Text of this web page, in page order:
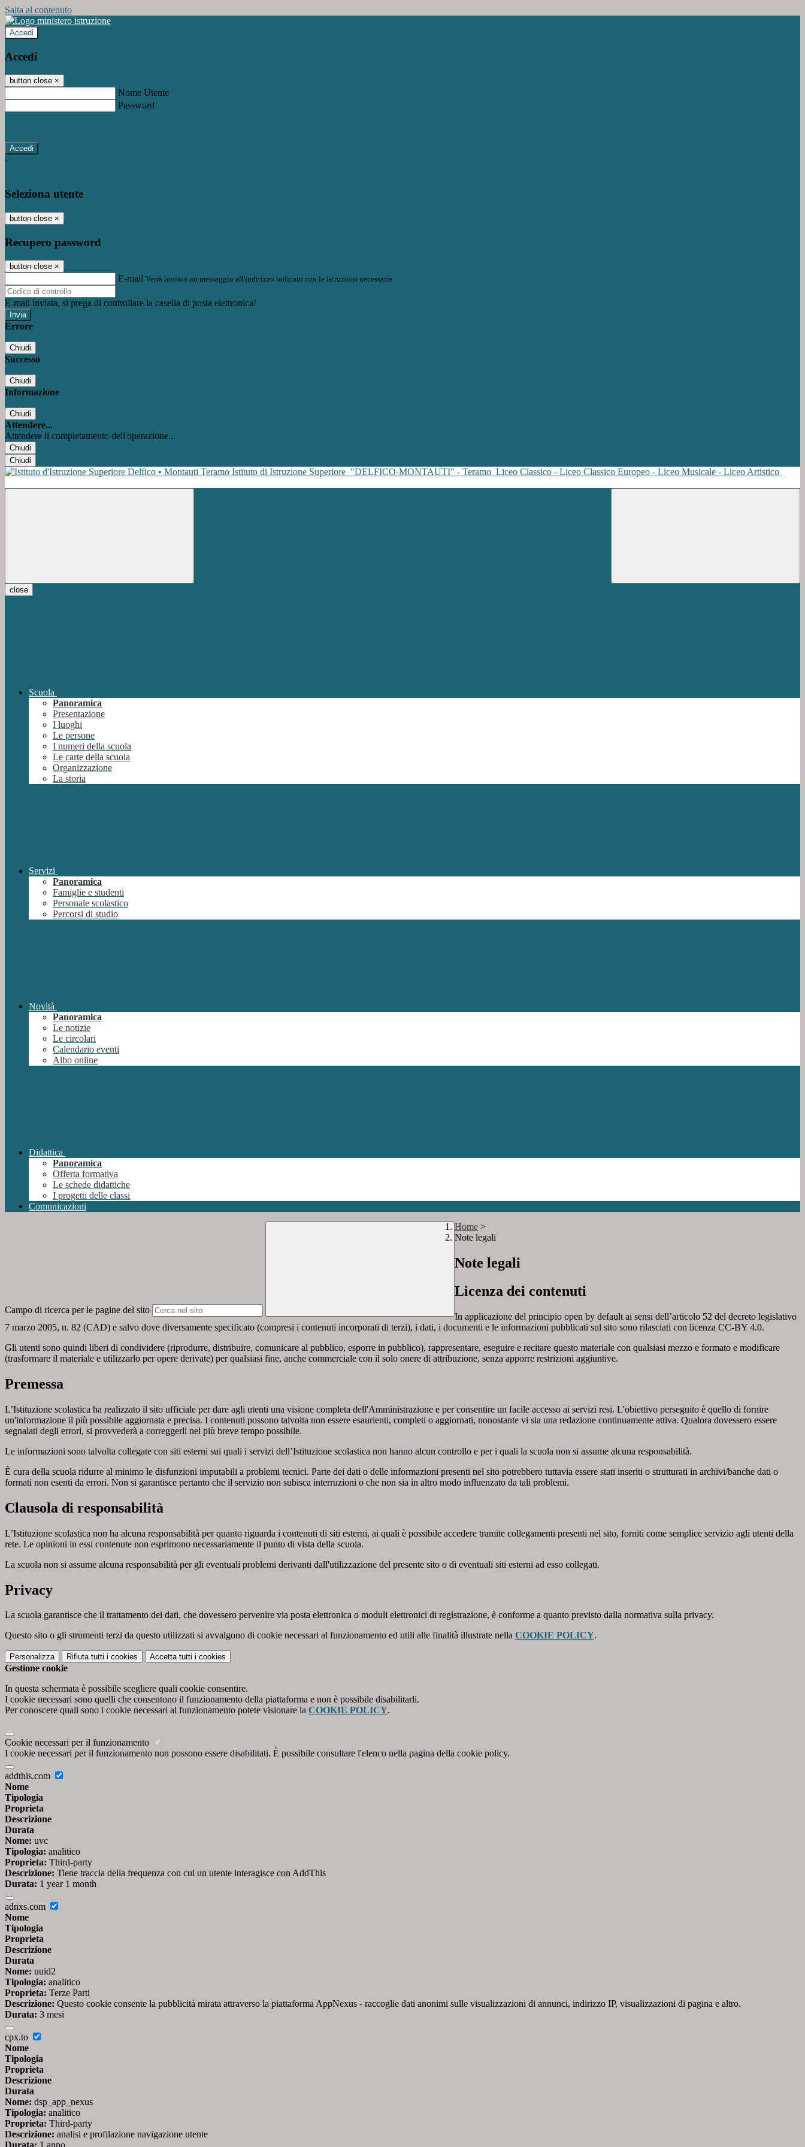
Salta al contenuto
Accedi
Accedi
button close ×
Nome Utente
Password
-
Seleziona utente
button close ×
Recupero password
button close ×
E-mail Verrà inviato un messaggio all'indirizzo indicato con le istruzioni necessarie.
E-mail inviata, si prega di controllare la casella di posta elettronica!
Errore
Chiudi
Successo
Chiudi
Informazione
Chiudi
Attendere...
Attendere il completamento dell'operazione...
Chiudi
Chiudi
Istituto di Istruzione Superiore "DELFICO-MONTAUTI" - Teramo Liceo Classico - Liceo Classico Europeo - Liceo Musicale - Liceo Artistico
close
Scuola
Panoramica
Presentazione
I luoghi
Le persone
I numeri della scuola
Le carte della scuola
Organizzazione
La storia
Servizi
Panoramica
Famiglie e studenti
Personale scolastico
Percorsi di studio
Novità
Panoramica
Le notizie
Le circolari
Calendario eventi
Albo online
Didattica
Panoramica
Offerta formativa
Le schede didattiche
I progetti delle classi
Comunicazioni
Campo di ricerca per le pagine del sito
Home >
Note legali
Note legali
Licenza dei contenuti
In applicazione del principio open by default ai sensi dell’articolo 52 del decreto legislativo
7 marzo 2005, n. 82 (CAD) e salvo dove diversamente specificato (compresi i contenuti incorporati di terzi), i dati, i documenti e le informazioni pubblicati sul sito sono rilasciati con licenza CC-BY 4.0.
Gli utenti sono quindi liberi di condividere (riprodurre, distribuire, comunicare al pubblico, esporre in pubblico), rappresentare, eseguire e recitare questo materiale con qualsiasi mezzo e formato e modificare
(trasformare il materiale e utilizzarlo per opere derivate) per qualsiasi fine, anche commerciale con il solo onere di attribuzione, senza apporre restrizioni aggiuntive.
Premessa
L’Istituzione scolastica ha realizzato il sito ufficiale per dare agli utenti una visione completa dell'Amministrazione e per consentire un facile accesso ai servizi resi. L'obiettivo perseguito è quello di fornire
un'informazione il più possibile aggiornata e precisa. I contenuti possono talvolta non essere esaurienti, completi o aggiornati, nonostante vi sia una redazione continuamente attiva. Qualora dovessero essere
segnalati degli errori, si provvederà a correggerli nel più breve tempo possibile.
Le informazioni sono talvolta collegate con siti esterni sui quali i servizi dell’Istituzione scolastica non hanno alcun controllo e per i quali la scuola non si assume alcuna responsabilità.
È cura della scuola ridurre al minimo le disfunzioni imputabili a problemi tecnici. Parte dei dati o delle informazioni presenti nel sito potrebbero tuttavia essere stati inseriti o strutturati in archivi/banche dati o
formati non esenti da errori. Non si garantisce pertanto che il servizio non subisca interruzioni o che non sia in altro modo influenzato da tali problemi.
Clausola di responsabilità
L’Istituzione scolastica non ha alcuna responsabilità per quanto riguarda i contenuti di siti esterni, ai quali è possibile accedere tramite collegamenti presenti nel sito, forniti come semplice servizio agli utenti della
rete. Le opinioni in essi contenute non esprimono necessariamente il punto di vista della scuola.
La scuola non si assume alcuna responsabilità per gli eventuali problemi derivanti dall'utilizzazione del presente sito o di eventuali siti esterni ad esso collegati.
Privacy
La scuola garantisce che il trattamento dei dati, che dovessero pervenire via posta elettronica o moduli elettronici di registrazione, è conforme a quanto previsto dalla normativa sulla privacy.
Questo sito o gli strumenti terzi da questo utilizzati si avvalgono di cookie necessari al funzionamento ed utili alle finalità illustrate nella COOKIE POLICY.
Personalizza Rifiuta tutti i cookies Accetta tutti i cookies
Gestione cookie
In questa schermata è possibile scegliere quali cookie consentire.
I cookie necessari sono quelli che consentono il funzionamento della piattaforma e non è possibile disabilitarli.
Per conoscere quali sono i cookie necessari al funzionamento potete visionare la COOKIE POLICY.
Cookie necessari per il funzionamento
I cookie necessari per il funzionamento non possono essere disabilitati. È possibile consultare l'elenco nella pagina della cookie policy.
addthis.com
Nome
Tipologia
Proprieta
Descrizione
Durata
Nome: uvc
Tipologia: analitico
Proprieta: Third-party
Descrizione: Tiene traccia della frequenza con cui un utente interagisce con AddThis
Durata: 1 year 1 month
adnxs.com
Nome
Tipologia
Proprieta
Descrizione
Durata
Nome: uuid2
Tipologia: analitico
Proprieta: Terze Parti
Descrizione: Questo cookie consente la pubblicità mirata attraverso la piattaforma AppNexus - raccoglie dati anonimi sulle visualizzazioni di annunci, indirizzo IP, visualizzazioni di pagina e altro.
Durata: 3 mesi
cpx.to
Nome
Tipologia
Proprieta
Descrizione
Durata
Nome: dsp_app_nexus
Tipologia: analitico
Proprieta: Third-party
Descrizione: analisi e profilazione navigazione utente